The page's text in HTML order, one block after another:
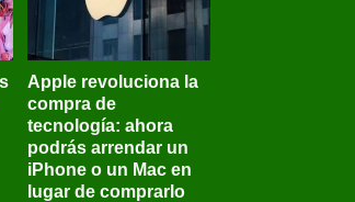
Apple revoluciona la
compra de
tecnología: ahora
podrás arrendar un
iPhone o un Mac en
lugar de comprarlo